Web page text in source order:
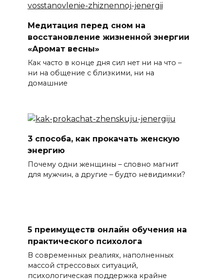
Медитация перед сном на
восстановление жизненной энергии
«Аромат весны»
Как часто в конце дня сил нет ни на что –
ни на общение с близкими, ни на
домашние
3 способа, как прокачать женскую
энергию
Почему одни женщины – словно магнит
для мужчин, а другие – будто невидимки?
5 преимуществ онлайн обучения на
практического психолога
В современных реалиях, наполненных
массой стрессовых ситуаций,
психологическая поддержка крайне